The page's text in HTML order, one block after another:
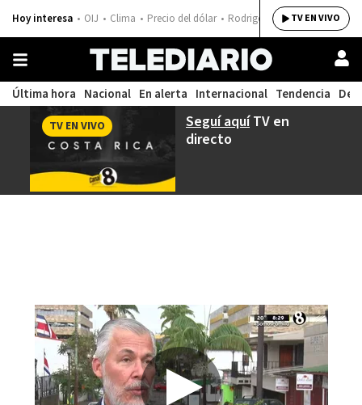
Hoy interesa OIJ Clima Precio del dólar Rodrigo ChavesTV EN VIVO
Última hora Nacional En alerta Internacional Tendencia
Seguí aquíTV en
directo
TV EN VIVO